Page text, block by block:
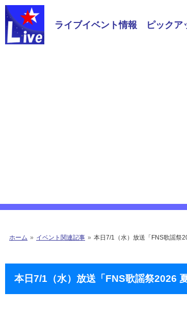
ライブイベント情報 ピックア
ホーム イベント関連記事 本日7/1（水）放送「FNS歌謡
本日7/1（水）放送「FNS歌謡祭